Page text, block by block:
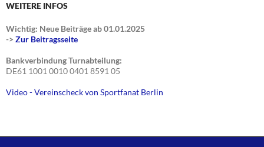
WEITERE INFOS
Wichtig: Neue Beiträge ab 01.01.2025
-> Zur Beitragsseite
Bankverbindung Turnabteilung:
DE61 1001 0010 0401 8591 05
Video - Vereinscheck von Sportfanat Berlin